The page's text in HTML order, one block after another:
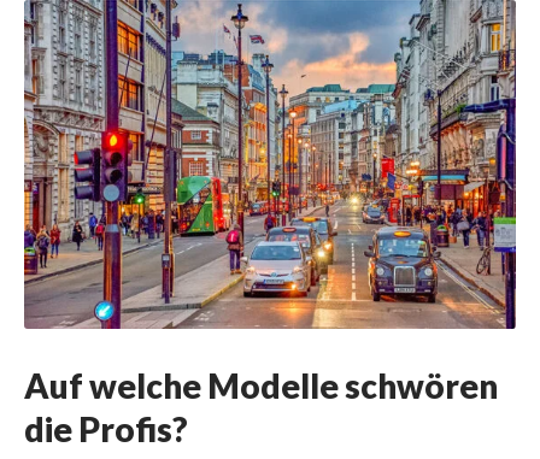
Auf welche Modelle schwören
die Profis?